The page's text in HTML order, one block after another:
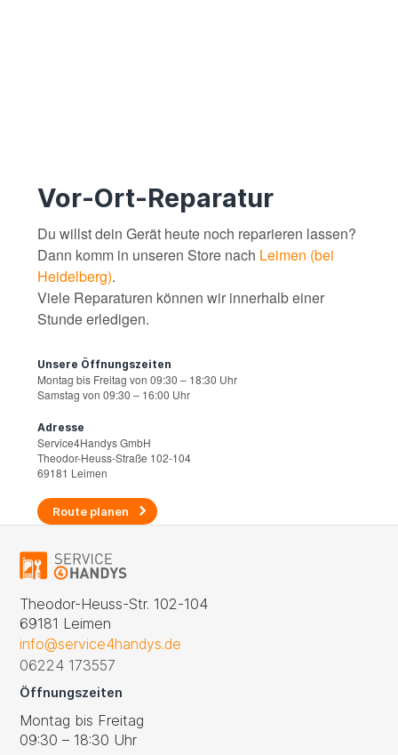
Vor-Ort-Reparatur
Du willst dein Gerät heute noch reparieren lassen?
Dann komm in unseren Store nach Leimen (bei
Heidelberg).
Viele Reparaturen können wir innerhalb einer
Stunde erledigen.
Unsere Öffnungszeiten
Montag bis Freitag von 09:30 – 18:30 Uhr
Samstag von 09:30 – 16:00 Uhr
Adresse
Service4Handys GmbH
Theodor-Heuss-Straße 102-104
69181 Leimen
Route planen
Theodor-Heuss-Str. 102-104
69181 Leimen
info@service4handys.de
06224 173557
Öffnungszeiten
Montag bis Freitag
09:30 – 18:30 Uhr